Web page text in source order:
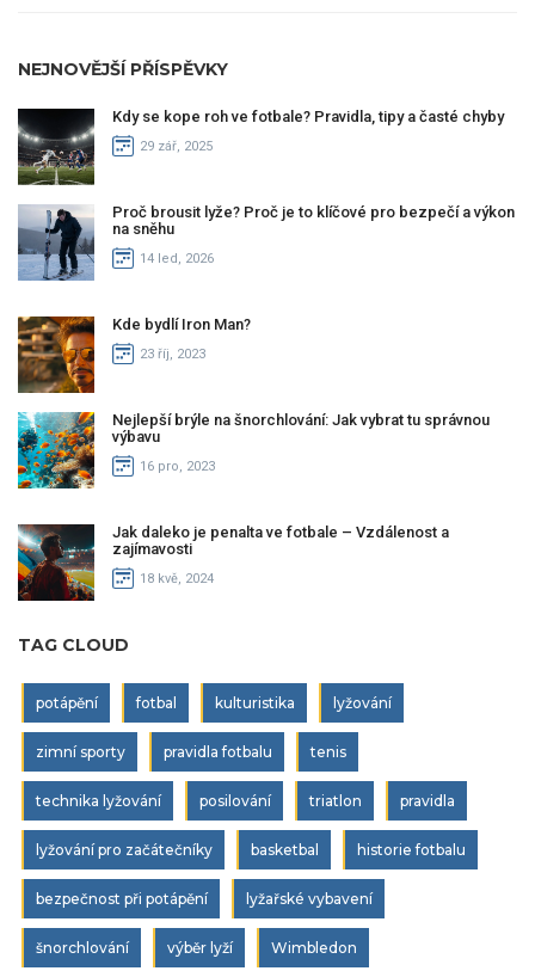
NEJNOVĚJŠÍ PŘÍSPĚVKY
Kdy se kope roh ve fotbale? Pravidla, tipy a časté chyby
29 zář, 2025
Proč brousit lyže? Proč je to klíčové pro bezpečí a výkon
na sněhu
14 led, 2026
Kde bydlí Iron Man?
23 říj, 2023
Nejlepší brýle na šnorchlování: Jak vybrat tu správnou
výbavu
16 pro, 2023
Jak daleko je penalta ve fotbale – Vzdálenost a
zajímavosti
18 kvě, 2024
TAG CLOUD
potápění fotbal kulturistika lyžování
zimní sporty pravidla fotbalu tenis
technika lyžování posilování triatlon pravidla
lyžování pro začátečníky basketbal historie fotbalu
bezpečnost při potápění lyžařské vybavení
šnorchlování výběr lyží Wimbledon